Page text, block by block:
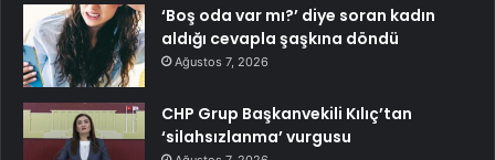
‘Boş oda var mı?’ diye soran kadın
aldığı cevapla şaşkına döndü
Ağustos 7, 2026
CHP Grup Başkanvekili Kılıç’tan
‘silahsızlanma’ vurgusu